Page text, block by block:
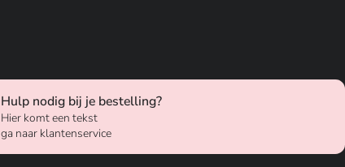
Hulp nodig bij je bestelling?
Hier komt een tekst
ga naar klantenservice